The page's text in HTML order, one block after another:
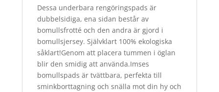
Dessa underbara rengöringspads är
dubbelsidiga, ena sidan består av
bomullsfrotté och den andra är gjord i
bomullsjersey. Självklart 100% ekologiska
såklart!Genom att placera tummen i öglan
blir den smidig att använda.Imses
bomullspads är tvättbara, perfekta till
sminkborttagning och snälla mot din hy och